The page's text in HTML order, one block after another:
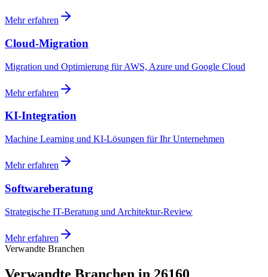
Mehr erfahren
Cloud-Migration
Migration und Optimierung für AWS, Azure und Google Cloud
Mehr erfahren
KI-Integration
Machine Learning und KI-Lösungen für Ihr Unternehmen
Mehr erfahren
Softwareberatung
Strategische IT-Beratung und Architektur-Review
Mehr erfahren
Verwandte Branchen
Verwandte Branchen in 26160